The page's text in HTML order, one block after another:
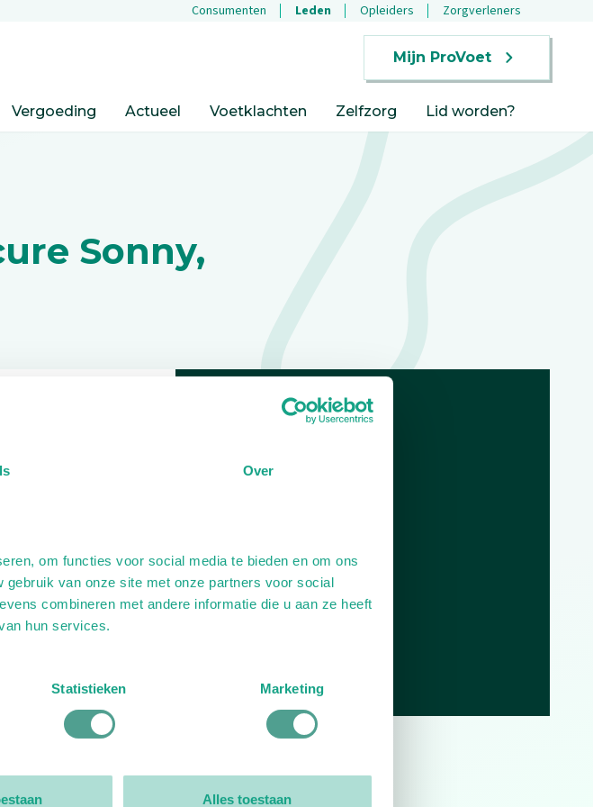
Over
om functies voor social media te bieden en om ons
van onze site met onze partners voor social
combineren met andere informatie die u aan ze heeft
hun services.
Statistieken Marketing
Alles toestaan
Consumenten Leden Opleiders Zorgverleners
Mijn ProVoet
Vergoeding Actueel Voetklachten Zelfzorg Lid worden?
Sonny,
Openingstijden
Tijd